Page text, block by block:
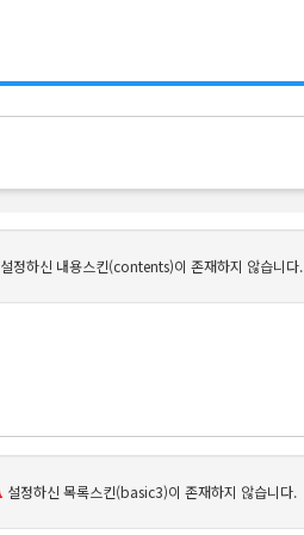
설정하신 내용스킨(contents)이 존재하지 않습니다.
설정하신 목록스킨(basic3)이 존재하지 않습니다.